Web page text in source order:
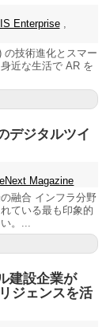
Enterprise,
の技術進化とスマー
近な生活で AR を
デジタルツイ
Magazine
融合 インフラ分野
ている最も印象的
。...
建設企業が
ジェンスを活